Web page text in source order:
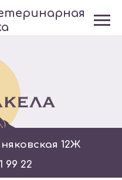
12Ж
99 22